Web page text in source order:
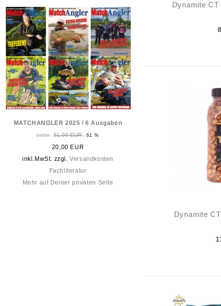
MATCHANGLER 2025 / 6 Ausgaben
bisher:51,00 EUR- 61 %
20,00 EUR
inkl.MwSt. zzgl.Versandkosten
Fachliteratur
Mehr auf Deiner privaten Seite
Dynamite
Dynamite